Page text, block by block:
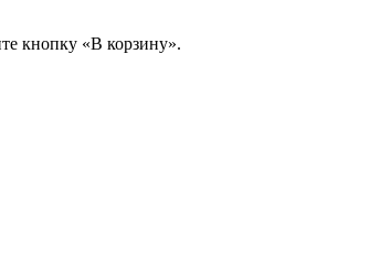
кнопку «В корзину».